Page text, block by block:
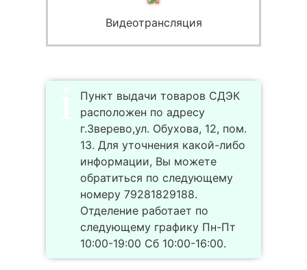
Видеотрансляция
Пункт выдачи товаров СДЭК
расположен по адресу
г.Зверево,ул. Обухова, 12, пом.
13. Для уточнения какой-либо
информации, Вы можете
обратиться по следующему
номеру 79281829188.
Отделение работает по
следующему графику Пн-Пт
10:00-19:00 Сб 10:00-16:00.